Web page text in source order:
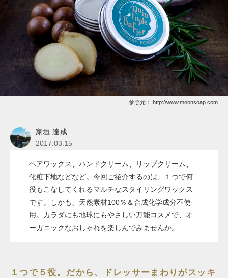
参照元： http://www.moonsoap.com
家垣 達成
2017.03.15
ヘアワックス、ハンドクリーム、リップクリーム、
化粧下地などなど。今回ご紹介するのは、１つで何
役もこなしてくれるマルチなスタイリングワックス
です。しかも、天然素材100％＆合成化学成分不使
用。カラダにも地球にもやさしい万能コスメで、オ
ーガニックなおしゃれを楽しんでみませんか。
１つで５役。だから、ドレッサーまわりがスッキ